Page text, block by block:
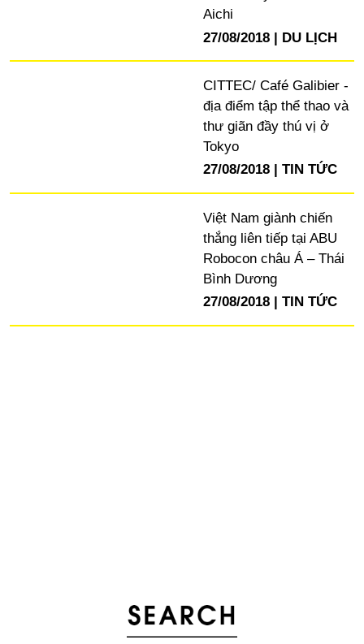
Aichi
27/08/2018
DU LỊCH
CITTEC/ Café Galibier -
địa điểm tập thể thao và
thư giãn đầy thú vị ở
Tokyo
27/08/2018
TIN TỨC
Việt Nam giành chiến
thắng liên tiếp tại ABU
Robocon châu Á – Thái
Bình Dương
27/08/2018
TIN TỨC